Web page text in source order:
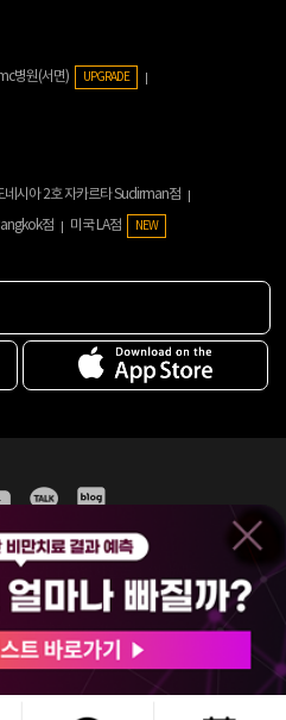
병원(서면) UPGRADE
네시아 2호 자카르타 Sudirman점
점 미국 LA점 NEW
관
홈페이지 이용약관
료수가
초대로52길 7, 3~4층(서초동, 제일빌딩)
ㅣ김남철
ALL RIGHTS RESERVED.